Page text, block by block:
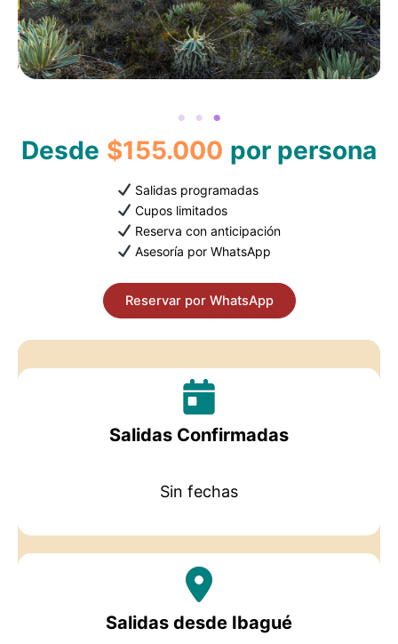
Desde $155.000 por persona
Salidas programadas
Cupos limitados
Reserva con anticipación
Asesoría por WhatsApp
Reservar por WhatsApp
Salidas Confirmadas
Sin fechas
Salidas desde Ibagué